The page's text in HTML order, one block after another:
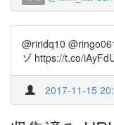
@riridq10
ゾ https://t.co/
2017-11-15